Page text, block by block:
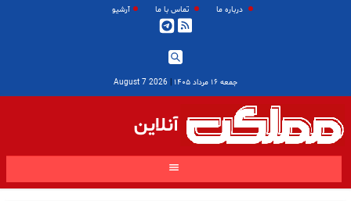
درباره ما تماس با ما آرشیو
جمعه ۱۶ مرداد ۱۴۰۵ |
2026 August 7
آنلاین